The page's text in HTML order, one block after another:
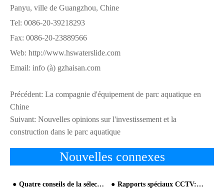
Panyu, ville de Guangzhou, Chine
Tel: 0086-20-39218293
Fax: 0086-20-23889566
Web: http://www.hswaterslide.com
Email: info (à) gzhaisan.com
Précédent: La compagnie d'équipement de parc aquatique en
Chine
Suivant: Nouvelles opinions sur l'investissement et la
construction dans le parc aquatique
Nouvelles connexes
Quatre conseils de la sélection de l'équipement de parc aquatique Rapports spéciaux CCTV: Haisan Entertainment Source d'Amusement Water Play